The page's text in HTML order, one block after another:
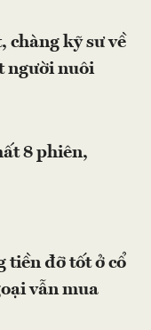
chàng kỹ sư về
người nuôi
8 phiên,
tiền đỡ tốt ở cổ
vẫn mua